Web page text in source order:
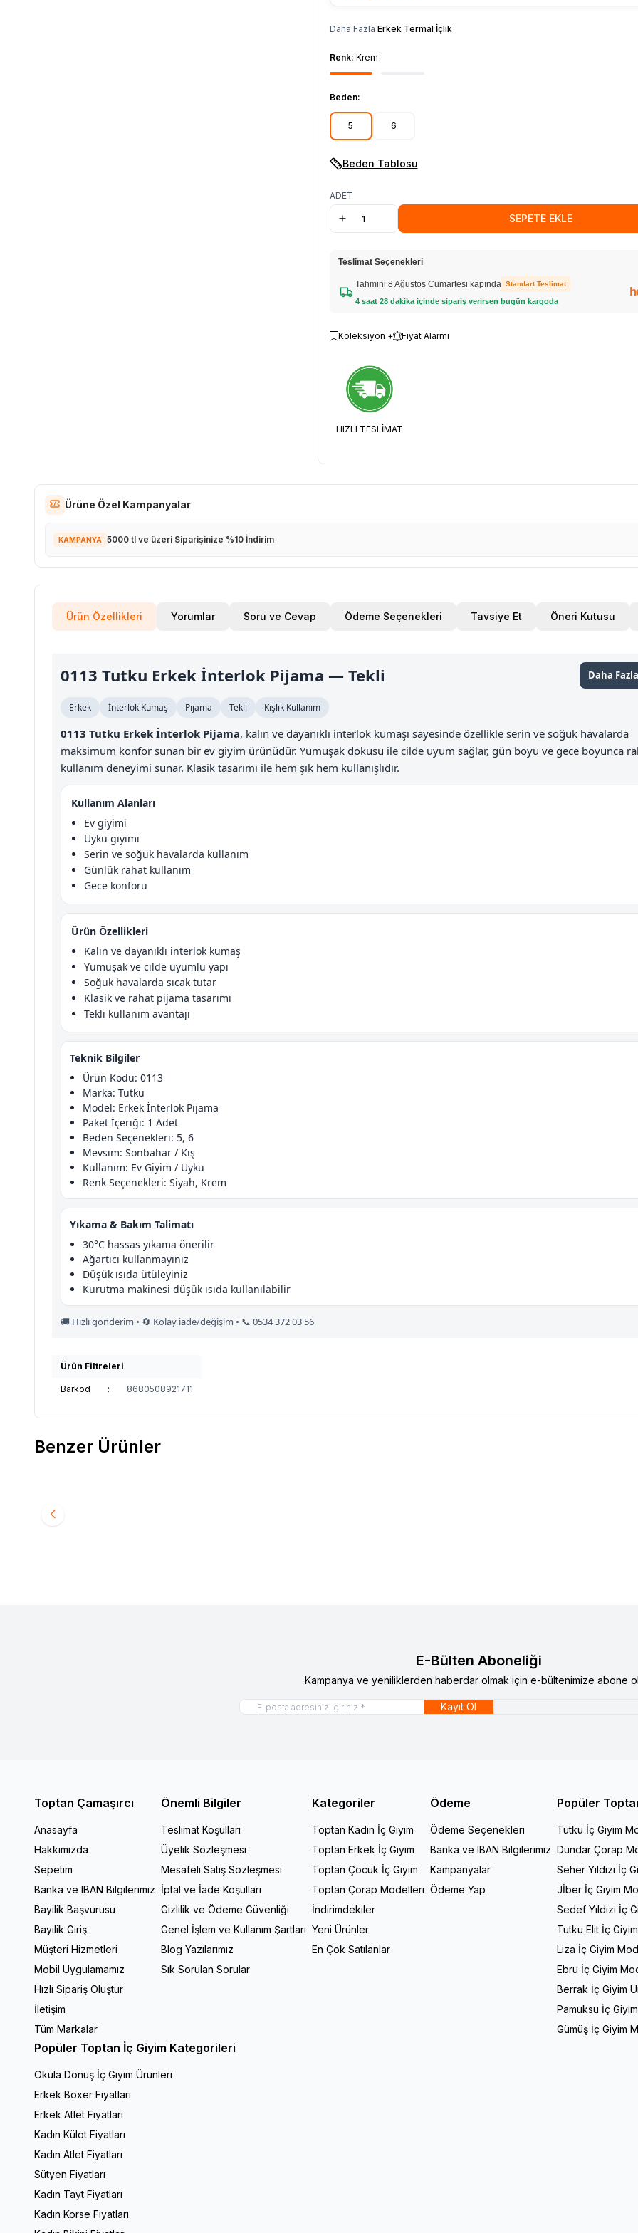
Daha Fazla Erkek Termal İçlik
Renk: Krem
Beden:
5 6
Beden Tablosu
ADET
SEPETE EKLE
Teslimat Seçenekleri
Tahmini 8 Ağustos Cumartesi kapında Standart Teslimat
4 saat 28 dakika içinde sipariş verirsen bugün kargoda
Koleksiyon + Fiyat Alarmı
HIZLI TESLİMAT
Ürüne Özel Kampanyalar
KAMPANYA 5000 tl ve üzeri Siparişinize %10 İndirim
Ürün Özellikleri Yorumlar Soru ve Cevap Ödeme Seçenekleri Tavsiye Et Öneri Kutusu
0113 Tutku Erkek İnterlok Pijama — Tekli Daha
Erkek İnterlok Kumaş Pijama Tekli Kışlık Kullanım
0113 Tutku Erkek İnterlok Pijama, kalın ve dayanıklı interlok kumaşı sayesinde özellikle serin ve soğuk havalarda
maksimum konfor sunan bir ev giyim ürünüdür. Yumuşak dokusu ile cilde uyum sağlar, gün boyu ve gece boyunca
kullanım deneyimi sunar. Klasik tasarımı ile hem şık hem kullanışlıdır.
Kullanım Alanları
Ev giyimi
Uyku giyimi
Serin ve soğuk havalarda kullanım
Günlük rahat kullanım
Gece konforu
Ürün Özellikleri
Kalın ve dayanıklı interlok kumaş
Yumuşak ve cilde uyumlu yapı
Soğuk havalarda sıcak tutar
Klasik ve rahat pijama tasarımı
Tekli kullanım avantajı
Teknik Bilgiler
Ürün Kodu: 0113
Marka: Tutku
Model: Erkek İnterlok Pijama
Paket İçeriği: 1 Adet
Beden Seçenekleri: 5, 6
Mevsim: Sonbahar / Kış
Kullanım: Ev Giyim / Uyku
Renk Seçenekleri: Siyah, Krem
Yıkama & Bakım Talimatı
30°C hassas yıkama önerilir
Ağartıcı kullanmayınız
Düşük ısıda ütüleyiniz
Kurutma makinesi düşük ısıda kullanılabilir
🚚 Hızlı gönderim • 🔄 Kolay iade/değişim • 📞 0534 372 03 56
Ürün Filtreleri
Barkod : 8680508921711
Benzer Ürünler
694,85
E-Bülten Aboneliği
Kampanya ve yeniliklerden haberdar olmak için e-bültenimize abone
Kayıt Ol
Toptan Çamaşırcı
Anasayfa
Hakkımızda
Sepetim
Banka ve IBAN Bilgilerimiz
Bayilik Başvurusu
Bayilik Giriş
Müşteri Hizmetleri
Mobil Uygulamamız
Hızlı Sipariş Oluştur
İletişim
Tüm Markalar
Önemli Bilgiler
Teslimat Koşulları
Üyelik Sözleşmesi
Mesafeli Satış Sözleşmesi
İptal ve İade Koşulları
Gizlilik ve Ödeme Güvenliği
Genel İşlem ve Kullanım Şartları
Blog Yazılarımız
Sık Sorulan Sorular
Kategoriler
Toptan Kadın İç Giyim
Toptan Erkek İç Giyim
Toptan Çocuk İç Giyim
Toptan Çorap Modelleri
İndirimdekiler
Yeni Ürünler
En Çok Satılanlar
Ödeme
Ödeme Seçenekleri
Banka ve IBAN Bilgilerimiz
Kampanyalar
Ödeme Yap
Popüler
Tutku İç Giyim
Dündar Çorap
Seher Yıldızı İç
Jİber İç Giyim
Sedef Yıldızı İç
Tutku Elit İç
Liza İç Giyim
Ebru İç Giyim
Berrak İç Giyim
Pamuksu İç
Gümüş İç Giyim
Popüler Toptan İç Giyim Kategorileri
Okula Dönüş İç Giyim Ürünleri
Erkek Boxer Fiyatları
Erkek Atlet Fiyatları
Kadın Külot Fiyatları
Kadın Atlet Fiyatları
Sütyen Fiyatları
Kadın Tayt Fiyatları
Kadın Korse Fiyatları